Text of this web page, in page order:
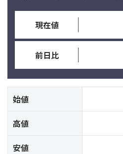
現在値
前日比
始値
高値
安値